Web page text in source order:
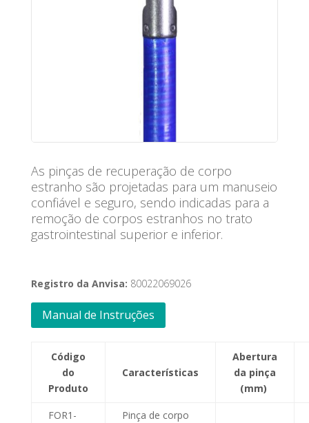
As pinças de recuperação de corpo
estranho são projetadas para um manuseio
confiável e seguro, sendo indicadas para a
remoção de corpos estranhos no trato
gastrointestinal superior e inferior.
Registro da Anvisa: 80022069026
Manual de Instruções
Código
do
Produto
Características
Abertura
da pinça
(mm)
FOR1-
Pinça de corpo